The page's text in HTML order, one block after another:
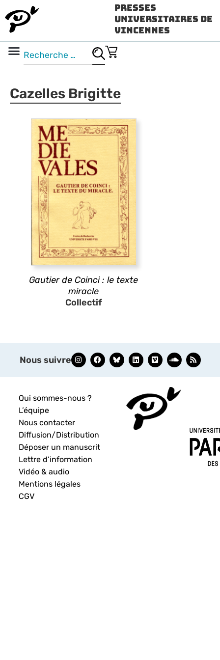
Presses
Universitaires de
Vincennes
Cazelles Brigitte
Gautier de Coinci : le texte
miracle
Collectif
Nous suivre
Qui sommes-nous ?
L’équipe
Nous contacter
Diffusion/Distribution
Déposer un manuscrit
Lettre d’information
Vidéo & audio
Mentions légales
CGV